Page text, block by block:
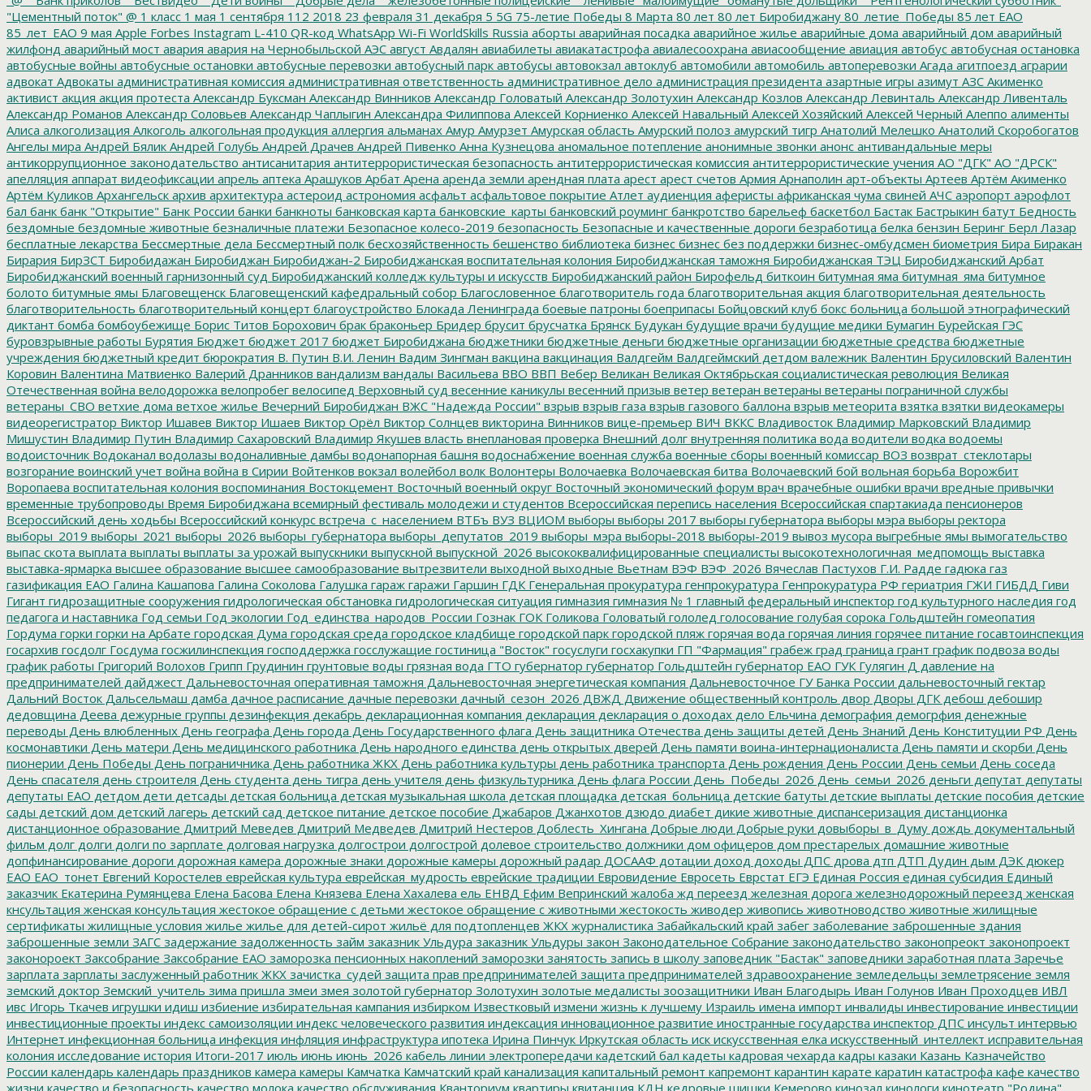
"Цементный поток" @ 1 класс 1 мая 1 сентября 112 2018 23 февраля 31 декабря 5 5G 75-летие Победы 8 Марта 80 лет 80 лет Биробиджану 80_летие_Победы 85 лет ЕАО
85_лет_ЕАО 9 мая Apple Forbes Instagram L-410 QR-код WhatsApp Wi-Fi WorldSkills Russia аборты аварийная посадка аварийное жилье аварийные дома аварийный дом аварийный
жилфонд аварийный мост авария авария на Чернобыльской АЭС август Авдалян авиабилеты авиакатастрофа авиалесоохрана авиасообщение авиация автобус автобусная остановка
автобусные войны автобусные остановки автобусные перевозки автобусный парк автобусы автовокзал автоклуб автомобили автомобиль автоперевозки Агада агитпоезд аграрии
адвокат Адвокаты административная комиссия административная ответственность административное дело администрация президента азартные игры азимут АЗС Акименко
активист акция акция протеста Александр Буксман Александр Винников Александр Головатый Александр Золотухин Александр Козлов Александр Левинталь Александр Ливенталь
Александр Романов Александр Соловьев Александр Чаплыгин Александра Филиппова Алексей Корниенко Алексей Навальный Алексей Хозяйский Алексей Черный Алеппо алименты
Алиса алкоголизация Алкоголь алкогольная продукция аллергия альманах Амур Амурзет Амурская область Амурский полоз амурский тигр Анатолий Мелешко Анатолий Скоробогатов
Ангелы мира Андрей Бялик Андрей Голубь Андрей Драчев Андрей Пивенко Анна Кузнецова аномальное потепление анонимные звонки анонс антивандальные меры
антикоррупционное законодательство антисанитария антитеррористическая безопасность антитеррористическая комиссия антитеррористические учения АО "ДГК" АО "ДРСК"
апелляция аппарат видеофиксации апрель аптека Арашуков Арбат Арена аренда земли арендная плата арест арест счетов Армия Арнаполин арт-объекты Артеев Артём Акименко
Артём Куликов Архангельск архив архитектура астероид астрономия асфальт асфальтовое покрытие Атлет аудиенция аферисты африканская чума свиней АЧС аэропорт аэрофлот
бал банк банк "Открытие" Банк России банки банкноты банковская карта банковские_карты банковский роуминг банкротство барельеф баскетбол Бастак Бастрыкин батут Бедность
бездомные бездомные животные безналичные платежи Безопасное колесо-2019 безопасность Безопасные и качественные дороги безработица белка бензин Беринг Берл Лазар
бесплатные лекарства Бессмертные дела Бессмертный полк бесхозяйственность бешенство библиотека бизнес бизнес без поддержки бизнес-омбудсмен биометрия Бира Биракан
Бирария БирЗСТ Биробидажан Биробиджан Биробиджан-2 Биробиджанская воспитательная колония Биробиджанская таможня Биробиджанская ТЭЦ Биробиджанский Арбат
Биробиджанский военный гарнизонный суд Биробиджанский колледж культуры и искусств Биробиджанский район Бирофельд биткоин битумная яма битумная_яма битумное
болото битумные ямы Благовещенск Благовещенский кафедральный собор Благословенное благотворитель года благотворительная акция благотворительная деятельность
благотворительность благотворительный концерт благоустройство Блокада Ленинграда боевые патроны боеприпасы Бойцовский клуб бокс больница большой этнографический
диктант бомба бомбоубежище Борис Титов Борохович брак браконьер Бридер брусит брусчатка Брянск Будукан будущие врачи будущие медики Бумагин Бурейская ГЭС
буровзрывные работы Бурятия Бюджет бюджет 2017 бюджет Биробиджана бюджетники бюджетные деньги бюджетные организации бюджетные средства бюджетные
учреждения бюджетный кредит бюрократия В. Путин В.И. Ленин Вадим Зингман вакцина вакцинация Валдгейм Валдгеймский детдом валежник Валентин Брусиловский Валентин
Коровин Валентина Матвиенко Валерий Дранников вандализм вандалы Васильева ВВО ВВП Вебер Великан Великая Октябрьская социалистическая революция Великая
Отечественная война велодорожка велопробег велосипед Верховный суд весенние каникулы весенний призыв ветер ветеран ветераны ветераны пограничной службы
ветераны_СВО ветхие дома ветхое жилье Вечерний Биробиджан ВЖС "Надежда России" взрыв взрыв газа взрыв газового баллона взрыв метеорита взятка взятки видеокамеры
видеорегистратор Виктор Ишавев Виктор Ишаев Виктор Орёл Виктор Солнцев викторина Винников вице-премьер ВИЧ ВККС Владивосток Владимир Марковский Владимир
Мишустин Владимир Путин Владимир Сахаровский Владимир Якушев власть внеплановая проверка Внешний долг внутренняя политика вода водители водка водоемы
водоисточник Водоканал водолазы водоналивные дамбы водонапорная башня водоснабжение военная служба военные сборы военный комиссар ВОЗ возврат_стеклотары
возгорание воинский учет война война в Сирии Войтенков вокзал волейбол волк Волонтеры Волочаевка Волочаевская битва Волочаевский бой вольная борьба Ворожбит
Воропаева воспитательная колония воспоминания Востокцемент Восточный военный округ Восточный экономический форум врач врачебные ошибки врачи вредные привычки
временные трубопроводы Время Биробиджана всемирный фестиваль молодежи и студентов Всероссийская перепись населения Всероссийская спартакиада пенсионеров
Всероссийский день ходьбы Всероссийский конкурс встреча_с_населением ВТБъ ВУЗ ВЦИОМ выборы выборы 2017 выборы губернатора выборы мэра выборы ректора
выборы_2019 выборы_2021 выборы_2026 выборы_губернатора выборы_депутатов_2019 выборы_мэра выборы-2018 выборы-2019 вывоз мусора выгребные ямы вымогательство
выпас скота выплата выплаты выплаты за урожай выпускники выпускной выпускной_2026 высококвалифицированные специалисты высокотехнологичная_медпомощь выставка
выставка-ярмарка высшее образование высшее самообразование вытрезвители выходной выходные Вьетнам ВЭФ ВЭФ_2026 Вячеслав Пастухов Г.И. Радде гадюка газ
газификация ЕАО Галина Кашапова Галина Соколова Галушка гараж гаражи Гаршин ГДК Генеральная прокуратура генпрокуратура Генпрокуратура РФ гериатрия ГЖИ ГИБДД Гиви
Гигант гидрозащитные сооружения гидрологическая обстановка гидрологическая ситуация гимназия гимназия № 1 главный федеральный инспектор год культурного наследия год
педагога и наставника Год семьи Год экологии Год_единства_народов_России Гознак ГОК Голикова Головатый гололед голосование голубая сорока Гольдштейн гомеопатия
Гордума горки горки на Арбате городская Дума городская среда городское кладбище городской парк городской пляж горячая вода горячая линия горячее питание госавтоинспекция
госархив госдолг Госдума госжилинспекция господдержка госслужащие гостиница "Восток" госуслуги госхакупки ГП "Фармация" грабеж град граница грант график подвоза воды
график работы Григорий Волохов Грипп Грудинин грунтовые воды грязная вода ГТО губернатор губернатор Гольдштейн губернатор ЕАО ГУК Гулягин Д давление на
предпринимателей дайджест Дальневосточная оперативная таможня Дальневосточная энергетическая компания Дальневосточное ГУ Банка России дальневосточный гектар
Дальний Восток Дальсельмаш дамба дачное расписание дачные перевозки дачный_сезон_2026 ДВЖД Движение общественный контроль двор Дворы ДГК дебош дебошир
дедовщина Деева дежурные группы дезинфекция декабрь декларационная компания декларация декларация о доходах дело Ельчина демография демогрфия денежные
переводы День влюбленных День географа День города День Государственного флага День защитника Отечества день защиты детей День Знаний День Конституции РФ День
космонавтики День матери День медицинского работника День народного единства день открытых дверей День памяти воина-интернационалиста День памяти и скорби День
пионерии День Победы День пограничника День работника ЖКХ День работника культуры день работника транспорта День рождения День России День семьи День соседа
День спасателя день строителя День студента день тигра день учителя день физкультурника День флага России День_Победы_2026 День_семьи_2026 деньги депутат депутаты
депутаты ЕАО детдом дети детсады детская больница детская музыкальная школа детская площадка детская_больница детские батуты детские выплаты детские пособия детские
сады детский дом детский лагерь детский сад детское питание детское пособие Джабаров Джанхотов дзюдо диабет дикие животные диспансеризация дистанционка
дистанционное образование Дмитрий Меведев Дмитрий Медведев Дмитрий Нестеров Доблесть_Хингана Добрые люди Добрые руки довыборы_в_Думу дождь документальный
фильм долг долги долги по зарплате долговая нагрузка долгострои долгострой долевое строительство должники дом офицеров дом престарелых домашние животные
допфинансирование дороги дорожная камера дорожные знаки дорожные камеры дорожный радар ДОСААФ дотации доход доходы ДПС дрова дтп ДТП Дудин дым ДЭК дюкер
ЕАО ЕАО_тонет Евгений Коростелев еврейская культура еврейская_мудрость еврейские традиции Евровидение Евросеть Еврстат ЕГЭ Единая Россия единая субсидия Единый
заказчик Екатерина Румянцева Елена Басова Елена Князева Елена Хахалева ель ЕНВД Ефим Вепринский жалоба жд переезд железная дорога железнодорожный переезд женская
кнсультация женская консультация жестокое обращение с детьми жестокое обращение с животными жестокость живодер живопись животноводство животные жилищные
сертификаты жилищные условия жилье жилье для детей-сирот жильё для подтопленцев ЖКХ журналистика Забайкальский край забег заболевание заброшенные здания
заброшенные земли ЗАГС задержание задолженность займ заказник Ульдура заказник Ульдуры закон Законодательное Собрание законодательство законопреокт законопроект
законороект Заксобрание Заксобрание ЕАО заморозка пенсионных накоплений заморозки занятость запись в школу заповедник "Бастак" заповедники заработная плата Заречье
зарплата зарплаты заслуженный работник ЖКХ зачистка_судей защита прав предпринимателей защита предпринимателей здравоохранение земледельцы землетрясение земля
земский доктор Земский_учитель зима пришла змеи змея золотой губернатор Золотухин золотые медалисты зоозащитники Иван Благодырь Иван Голунов Иван Проходцев ИВЛ
ивс Игорь Ткачев игрушки идиш избиение избирательная кампания избирком Известковый измени жизнь к лучшему Израиль имена импорт инвалиды инвестирование инвестиции
инвестиционные проекты индекс самоизоляции индекс человеческого развития индексация инновационное развитие иностранные государства инспектор ДПС инсульт интервью
Интернет инфекционная больница инфекция инфляция инфраструктура ипотека Ирина Пинчук Иркутская область иск искусственная елка искусственный_интеллект исправительная
колония исследование история Итоги-2017 июль июнь июнь_2026 кабель линии электропередачи кадетский бал кадеты кадровая чехарда кадры казаки Казань Казначейство
России календарь календарь праздников камера камеры Камчатка Камчатский край канализация капитальный ремонт капремонт карантин карате каратин катастрофа кафе качество
жизни качество и безопасность качество молока качество обслуживания Кванториум квартиры квитанция КДН кедровые шишки Кемерово кинозал кинологи кинотеатр "Родина"